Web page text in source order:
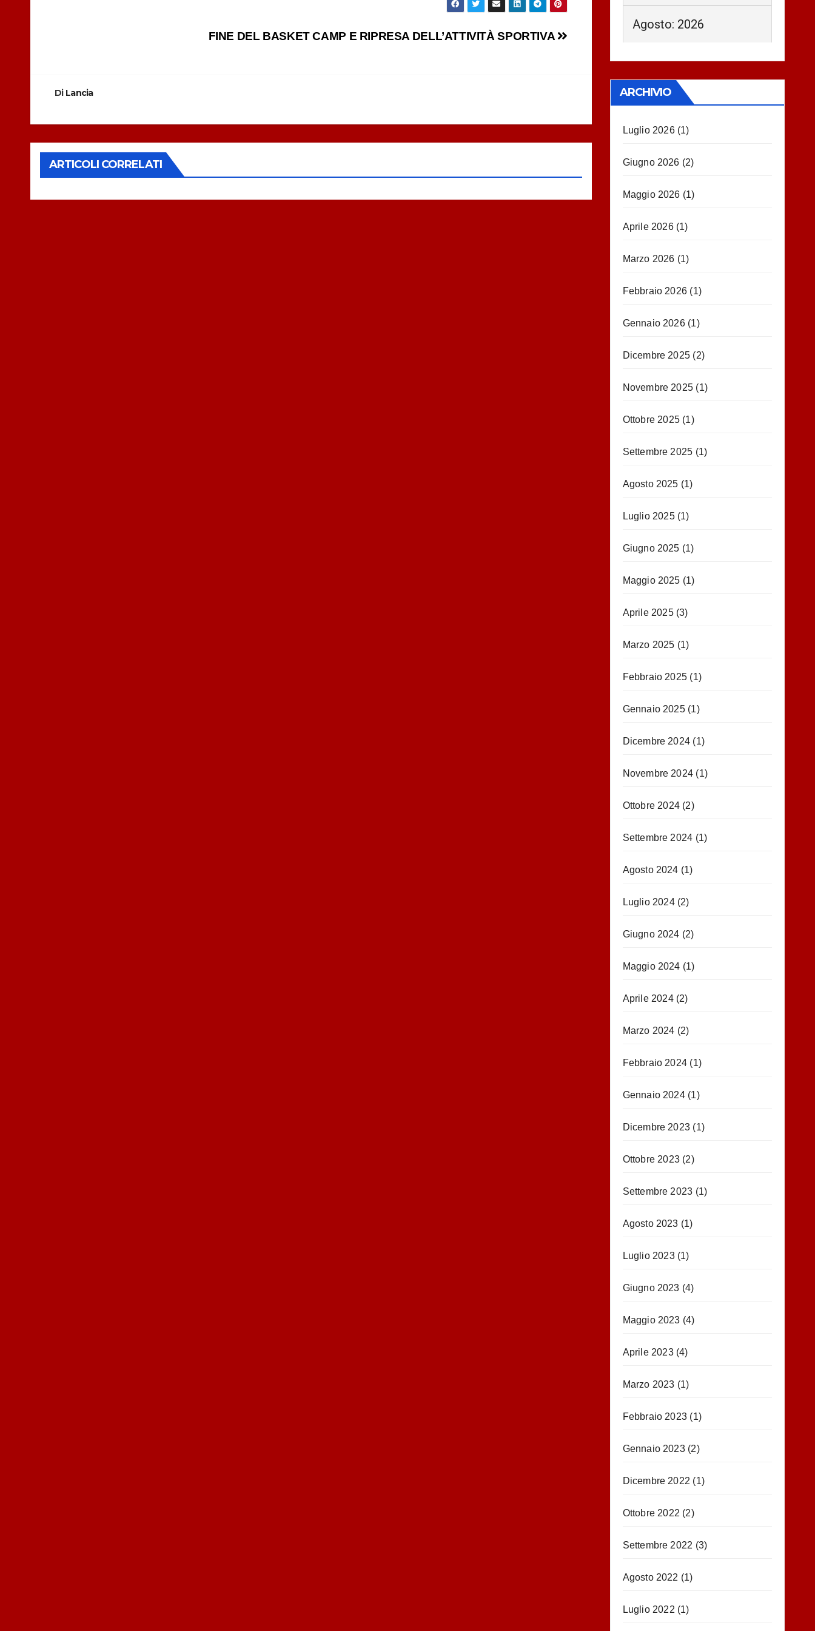
FINE DEL BASKET CAMP E RIPRESA DELL’ATTIVITÀ SPORTIVA
Di Lancia
ARTICOLI CORRELATI
Agosto: 2026
ARCHIVIO
Luglio 2026(1)
Giugno 2026 (2)
Maggio 2026 (1)
Aprile 2026(1)
Marzo 2026 (1)
Febbraio 2026 (1)
Gennaio 2026(1)
Dicembre 2025 (2)
Novembre 2025 (1)
Ottobre 2025(1)
Settembre 2025 (1)
Agosto 2025 (1)
Luglio 2025(1)
Giugno 2025 (1)
Maggio 2025 (1)
Aprile 2025(3)
Marzo 2025 (1)
Febbraio 2025 (1)
Gennaio 2025(1)
Dicembre 2024 (1)
Novembre 2024 (1)
Ottobre 2024(2)
Settembre 2024 (1)
Agosto 2024 (1)
Luglio 2024(2)
Giugno 2024 (2)
Maggio 2024 (1)
Aprile 2024(2)
Marzo 2024 (2)
Febbraio 2024 (1)
Gennaio 2024(1)
Dicembre 2023 (1)
Ottobre 2023(2)
Settembre 2023 (1)
Agosto 2023 (1)
Luglio 2023(1)
Giugno 2023 (4)
Maggio 2023 (4)
Aprile 2023(4)
Marzo 2023 (1)
Febbraio 2023 (1)
Gennaio 2023(2)
Dicembre 2022 (1)
Ottobre 2022 (2)
Settembre 2022 (3)
Agosto 2022 (1)
Luglio 2022 (1)